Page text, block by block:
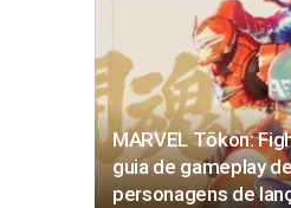
MARVEL Tōkon:
guia de gameplay
personagens de